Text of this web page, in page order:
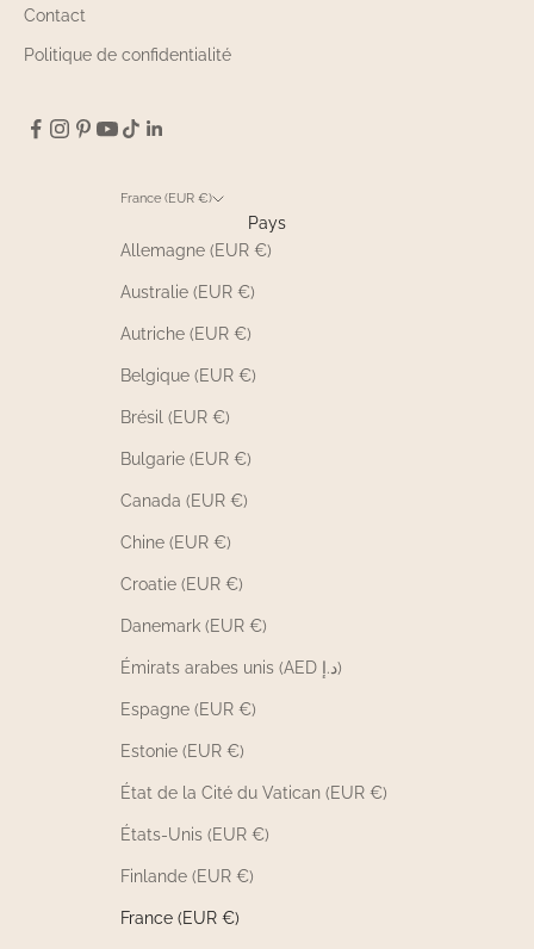
Contact
Politique de confidentialité
France (EUR €)
Pays
Allemagne (EUR €)
Australie (EUR €)
Autriche (EUR €)
Belgique (EUR €)
Brésil (EUR €)
Bulgarie (EUR €)
Canada (EUR €)
Chine (EUR €)
Croatie (EUR €)
Danemark (EUR €)
Émirats arabes unis (AED د.إ)
Espagne (EUR €)
Estonie (EUR €)
État de la Cité du Vatican (EUR €)
États-Unis (EUR €)
Finlande (EUR €)
France (EUR €)